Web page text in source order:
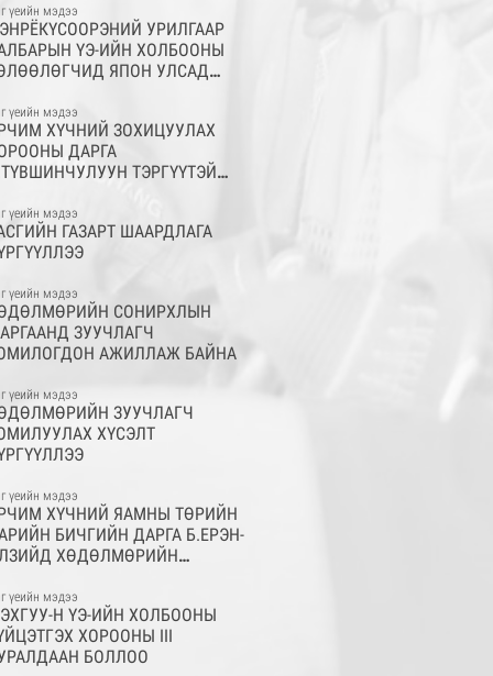
үеийн мэдээ
УРИЛГААР
ҮЭ-ИЙН ХОЛБООНЫ
ЯПОН УЛСАД
үеийн мэдээ
ХҮЧНИЙ ЗОХИЦУУЛАХ
ДАРГА
ТЭРГҮҮТЭЙ
СОЛИЛЦЛОО
үеийн мэдээ
ГАЗАРТ ШААРДЛАГА
үеийн мэдээ
СОНИРХЛЫН
ЗУУЧЛАГЧ
АЖИЛЛАЖ БАЙНА
үеийн мэдээ
ЗУУЧЛАГЧ
ХҮСЭЛТ
үеийн мэдээ
ХҮЧНИЙ ЯАМНЫ ТӨРИЙН
БИЧГИЙН ДАРГА Б.ЕРЭН-
ХӨДӨЛМӨРИЙН
МЭДЭГДЭЛ ХҮРГҮҮЛЛЭЭ
үеийн мэдээ
Н ҮЭ-ИЙН ХОЛБООНЫ
ХОРООНЫ III
БОЛЛОО